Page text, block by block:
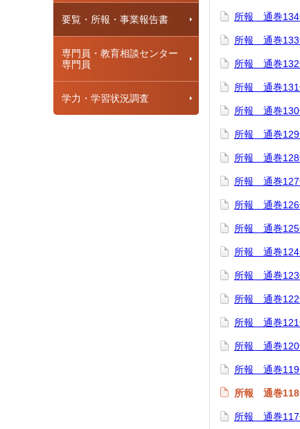
要覧・所報・事業報告書
専門員・教育相談センター
専門員
学力・学習状況調査
所報 通巻134
所報 通巻133
所報 通巻132
所報 通巻131
所報 通巻130
所報 通巻129
所報 通巻128
所報 通巻127
所報 通巻126
所報 通巻125
所報 通巻124
所報 通巻123
所報 通巻122
所報 通巻121
所報 通巻120
所報 通巻119
所報 通巻118
所報 通巻117